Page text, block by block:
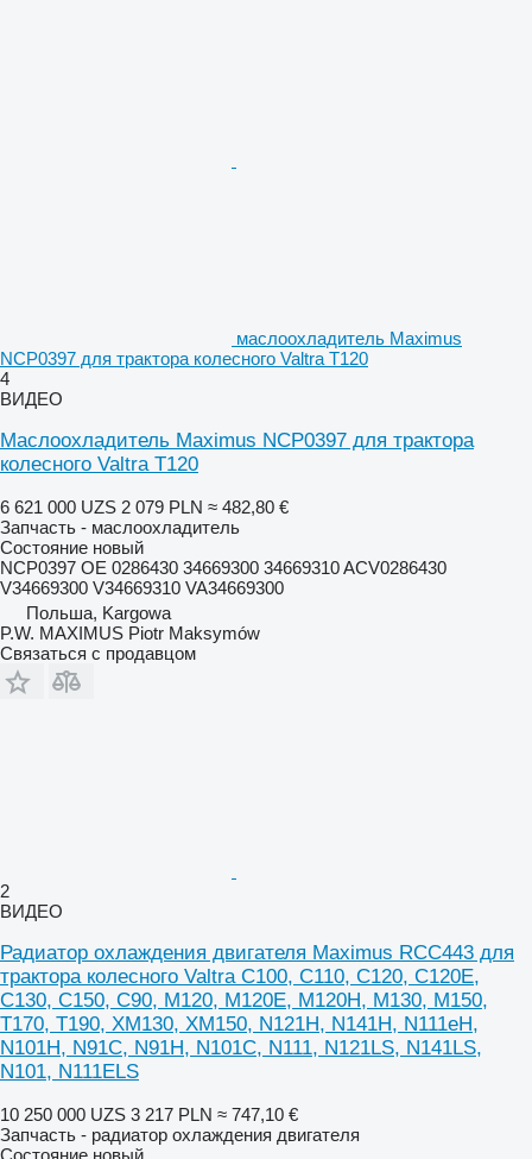
маслоохладитель Maximus
NCP0397 для трактора колесного Valtra T120
4
ВИДЕО
Маслоохладитель Maximus NCP0397 для трактора
колесного Valtra T120
6 621 000 UZS 2 079 PLN ≈ 482,80 €
Запчасть - маслоохладитель
Состояние новый
NCP0397 OE 0286430 34669300 34669310 ACV0286430
V34669300 V34669310 VA34669300
Польша, Kargowa
P.W. MAXIMUS Piotr Maksymów
Связаться с продавцом
2
ВИДЕО
Радиатор охлаждения двигателя Maximus RCC443 для
трактора колесного Valtra C100, C110, C120, C120E,
C130, C150, C90, M120, M120E, M120H, M130, M150,
T170, T190, XM130, XM150, N121H, N141H, N111eH,
N101H, N91C, N91H, N101C, N111, N121LS, N141LS,
N101, N111ELS
10 250 000 UZS 3 217 PLN ≈ 747,10 €
Запчасть - радиатор охлаждения двигателя
Состояние новый